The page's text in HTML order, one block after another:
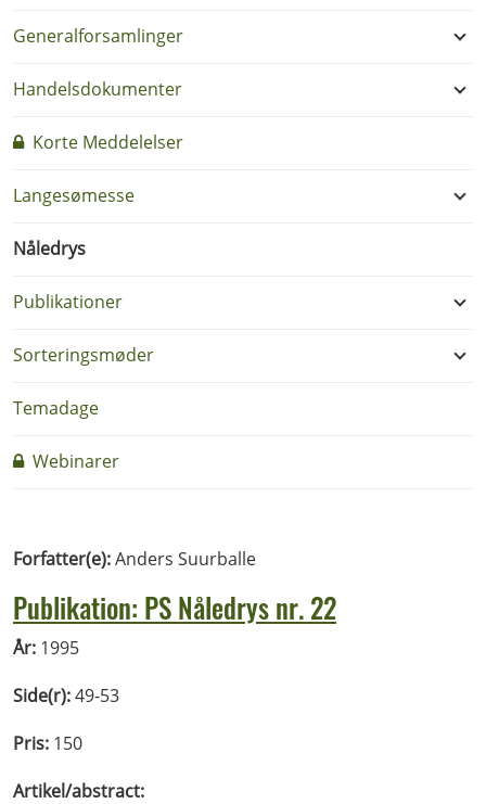
Generalforsamlinger
Handelsdokumenter
Korte Meddelelser
Langesømesse
Nåledrys
Publikationer
Sorteringsmøder
Temadage
Webinarer
Forfatter(e):Anders Suurballe
Publikation: PS Nåledrys nr. 22
År: 1995
Side(r):49-53
Pris: 150
Artikel/abstract: